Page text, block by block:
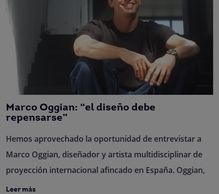
Marco Oggian: “el diseño debe
repensarse”
Hemos aprovechado la oportunidad de entrevistar a
Marco Oggian, diseñador y artista multidisciplinar de
proyección internacional afincado en España. Oggian,
Leer más